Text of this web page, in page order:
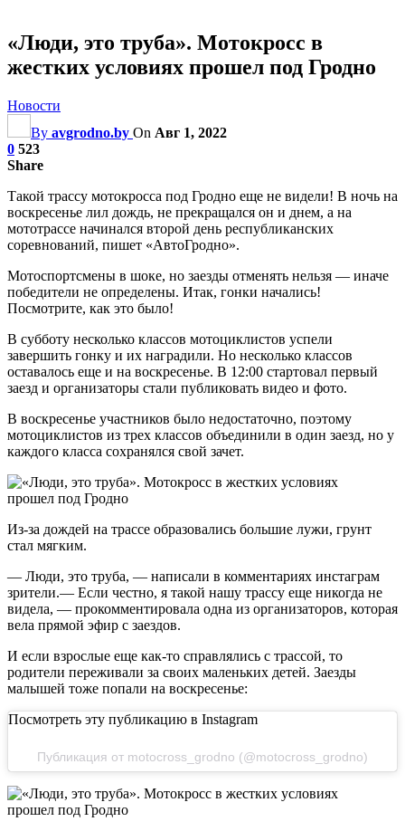
«Люди, это труба». Мотокросс в
жестких условиях прошел под Гродно
Новости
By avgrodno.by On Авг 1, 2022
0 523
Share
Такой трассу мотокросса под Гродно еще не видели! В ночь на
воскресенье лил дождь, не прекращался он и днем, а на
мототрассе начинался второй день республиканских
соревнований, пишет «АвтоГродно».
Мотоспортсмены в шоке, но заезды отменять нельзя — иначе
победители не определены. Итак, гонки начались!
Посмотрите, как это было!
В субботу несколько классов мотоциклистов успели
завершить гонку и их наградили. Но несколько классов
оставалось еще и на воскресенье. В 12:00 стартовал первый
заезд и организаторы стали публиковать видео и фото.
В воскресенье участников было недостаточно, поэтому
мотоциклистов из трех классов объединили в один заезд, но у
каждого класса сохранялся свой зачет.
Из-за дождей на трассе образовались большие лужи, грунт
стал мягким.
— Люди, это труба, — написали в комментариях инстаграм
зрители.— Если честно, я такой нашу трассу еще никогда не
видела, — прокомментировала одна из организаторов, которая
вела прямой эфир с заездов.
И если взрослые еще как-то справлялись с трассой, то
родители переживали за своих маленьких детей. Заезды
малышей тоже попали на воскресенье:
Посмотреть эту публикацию в Instagram
Публикация от motocross_grodno (@motocross_grodno)